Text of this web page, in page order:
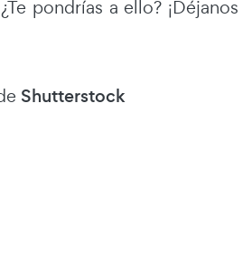
pondrías a ello? ¡Déjanos
Shutterstock